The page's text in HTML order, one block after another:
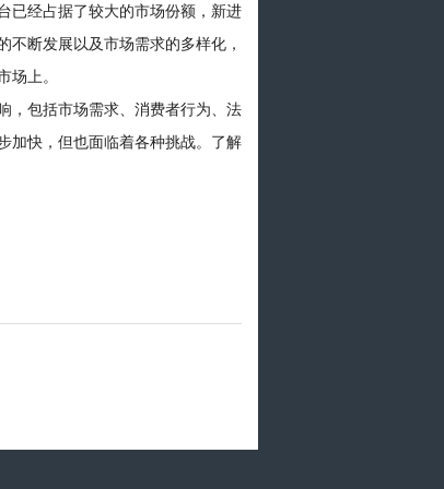
已经占据了较大的市场份额，新进
不断发展以及市场需求的多样化，
场上。
，包括市场需求、消费者行为、法
加快，但也面临着各种挑战。了解